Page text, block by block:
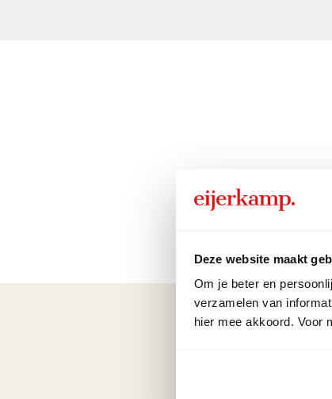
Deze website maakt
Om je beter en
verzamelen van
hier mee akkoord. Voor